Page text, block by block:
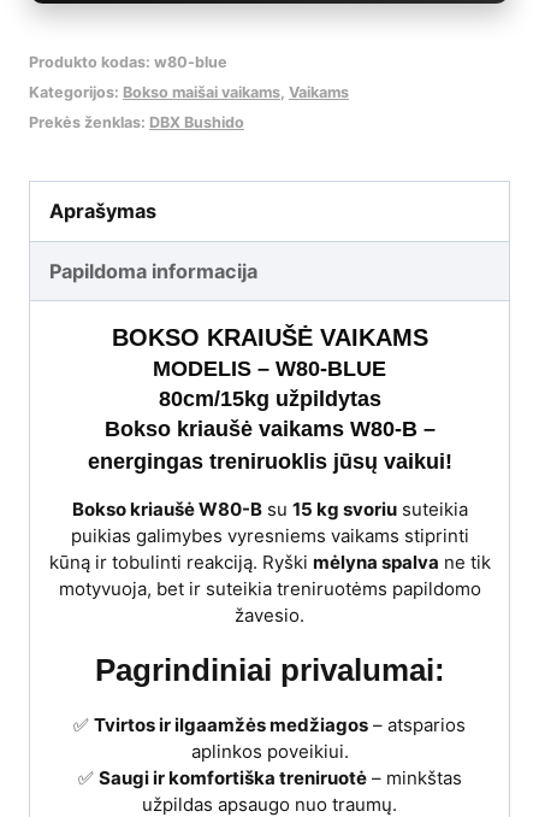
Produkto kodas: w80-blue
Kategorijos: Bokso maišai vaikams, Vaikams
Prekės ženklas: DBX Bushido
Aprašymas
Papildoma informacija
BOKSO KRAIUŠĖ VAIKAMS
MODELIS – W80-BLUE
80cm/15kg užpildytas
Bokso kriaušė vaikams W80-B –
energingas treniruoklis jūsų vaikui!
Bokso kriaušė W80-Bsu 15 kg svoriusuteikia
puikias galimybes vyresniems vaikams stiprinti
kūną ir tobulinti reakciją. Ryški mėlyna spalva ne tik
motyvuoja, bet ir suteikia treniruotėms papildomo
žavesio.
Pagrindiniai privalumai:
✅ Tvirtos ir ilgaamžės medžiagos – atsparios
aplinkos poveikiui.
✅ Saugi ir komfortiška treniruotė– minkštas
užpildas apsaugo nuo traumų.